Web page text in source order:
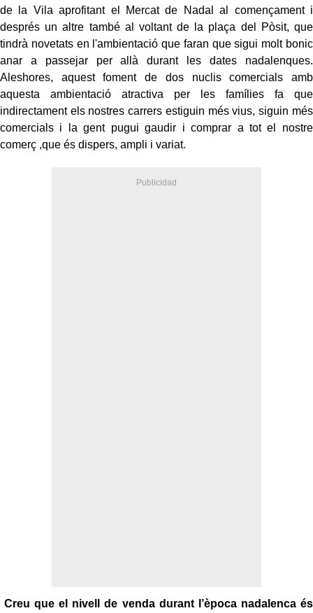
de la Vila aprofitant el Mercat de Nadal al començament i
després un altre també al voltant de la plaça del Pòsit, que
tindrà novetats en l'ambientació que faran que sigui molt bonic
anar a passejar per allà durant les dates nadalenques.
Aleshores, aquest foment de dos nuclis comercials amb
aquesta ambientació atractiva per les famílies fa que
indirectament els nostres carrers estiguin més vius, siguin més
comercials i la gent pugui gaudir i comprar a tot el nostre
comerç ,que és dispers, ampli i variat.
Creu que el nivell de venda durant l’època nadalenca és